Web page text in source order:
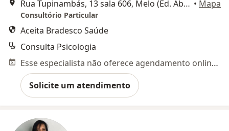
Rua Tupinambás, 13 sala 606, Melo (Ed. Absoluto), Montes Claros • Mapa
Consultório Particular
Aceita Bradesco Saúde
Consulta Psicologia
Esse especialista não oferece agendamento online para esse endereço.
Solicite um atendimento